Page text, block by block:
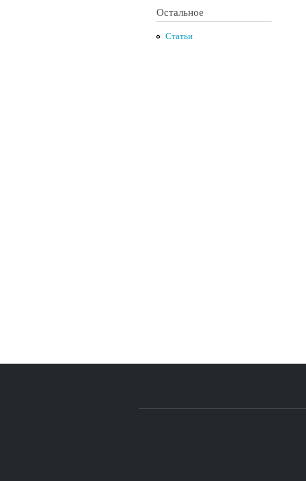
Остальное
Статьи